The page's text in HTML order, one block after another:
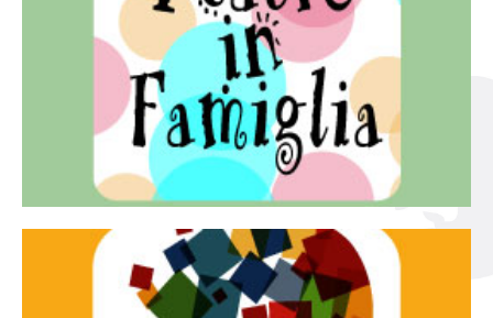
Teatro in famiglia
Teatro In Famiglia è una rassegna di teatro concepita
per far condividere e godere del teatro all’intera
famiglia.